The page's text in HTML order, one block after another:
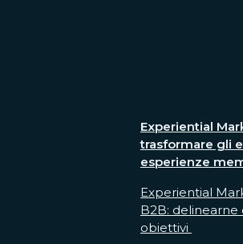
Experiential
trasformare gli
esperienze
Experiential
B2B: delinearne
obiettivi